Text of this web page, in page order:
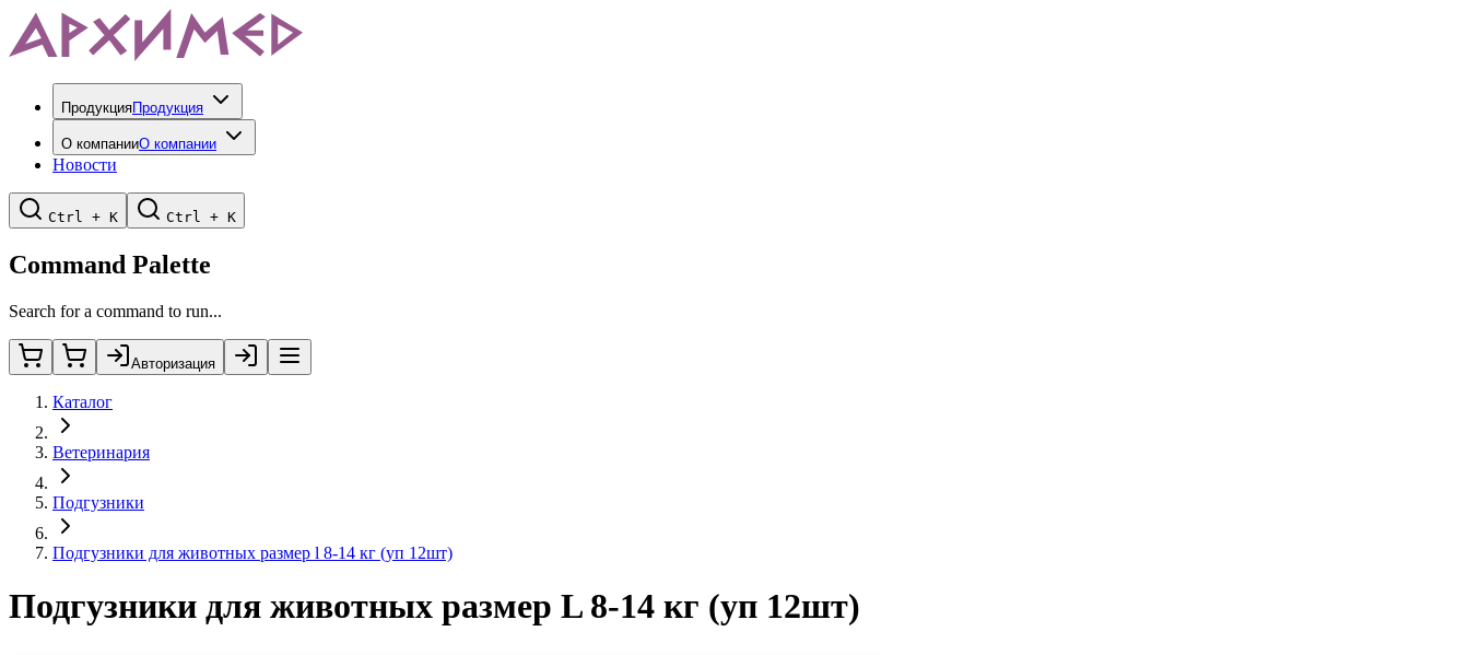
ПродукцияПродукция
О компанииО компании
Новости
Ctrl + K Ctrl + K
Command Palette
Search for a command to run...
Авторизация
Каталог
Ветеринария
Подгузники
Подгузники для животных размер l 8-14 кг (уп 12шт)
Подгузники для животных размер L 8-14 кг (уп 12шт)